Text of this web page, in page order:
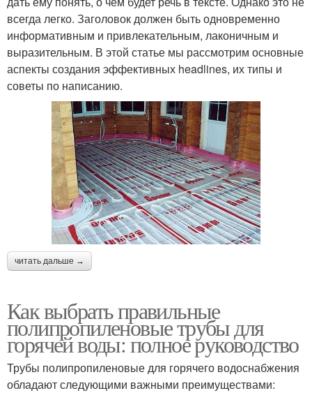
всегда легко. Заголовок должен быть одновременно
информативным и привлекательным, лаконичным и
выразительным. В этой статье мы рассмотрим основные
аспекты создания эффективных headlines, их типы и
советы по написанию.
читать дальше →
Как выбрать правильные
полипропиленовые трубы для
горячей воды: полное руководство
Трубы полипропиленовые для горячего водоснабжения
обладают следующими важными преимуществами: